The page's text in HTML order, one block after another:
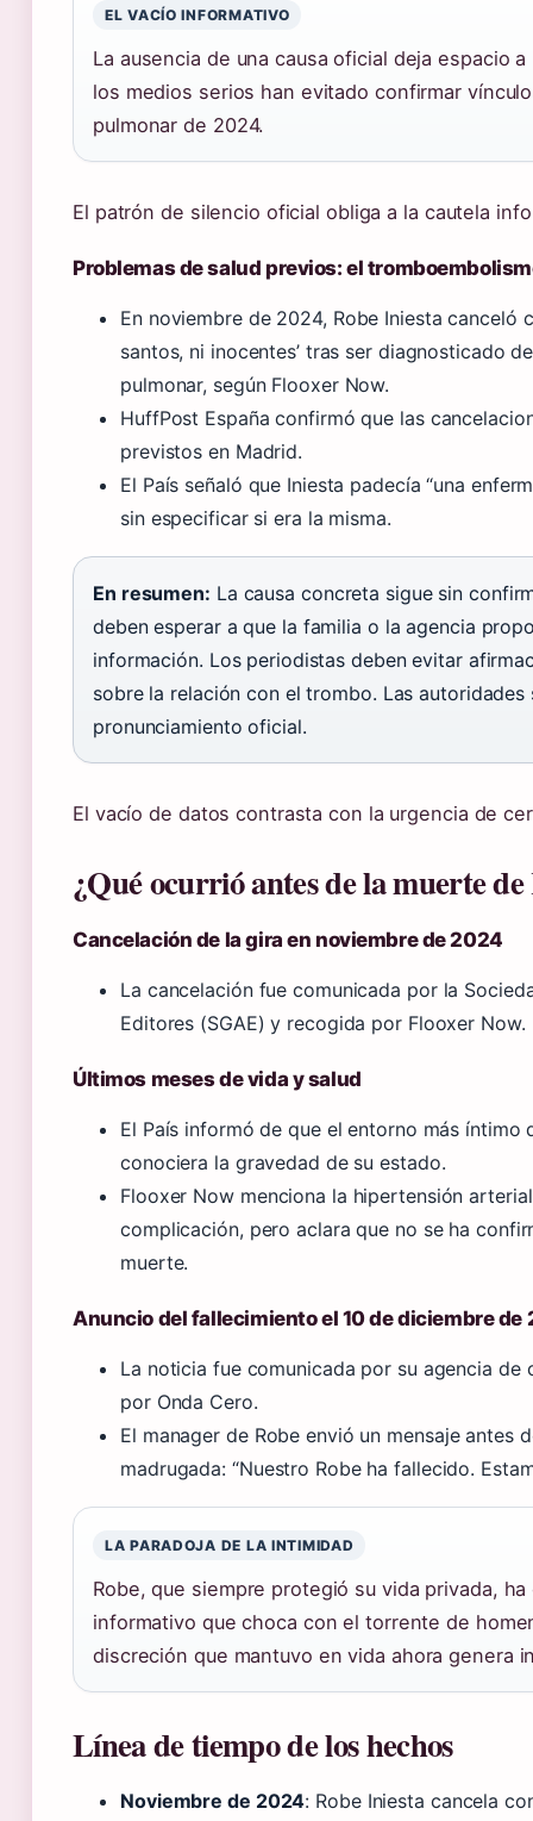
EL VACÍO INFORMATIVO
La ausencia de una causa oficial deja espacio
los medios serios han evitado confirmar
pulmonar de 2024.
El patrón de silencio oficial obliga a la cautela
Problemas de salud previos: el
En noviembre de 2024, Robe Iniesta canceló
santos, ni inocentes’ tras ser diagnosticado
pulmonar, según Flooxer Now.
HuffPost España confirmó que las
previstos en Madrid.
El País señaló que Iniesta padecía “una
sin especificar si era la misma.
En resumen: La causa concreta sigue sin
deben esperar a que la familia o la agencia
información. Los periodistas deben evitar
sobre la relación con el trombo. Las
pronunciamiento oficial.
El vacío de datos contrasta con la urgencia de
¿Qué ocurrió antes de la muerte
Cancelación de la gira en noviembre de 2024
La cancelación fue comunicada por la
Editores (SGAE) y recogida por Flooxer Now.
Últimos meses de vida y salud
El País informó de que el entorno más íntimo
conociera la gravedad de su estado.
Flooxer Now menciona la hipertensión
complicación, pero aclara que no se ha
muerte.
Anuncio del fallecimiento el 10 de diciembre de
La noticia fue comunicada por su agencia de
por Onda Cero.
El manager de Robe envió un mensaje antes
madrugada: “Nuestro Robe ha fallecido.
LA PARADOJA DE LA INTIMIDAD
Robe, que siempre protegió su vida privada,
informativo que choca con el torrente de
discreción que mantuvo en vida ahora genera
Línea de tiempo de los hechos
Noviembre de 2024: Robe Iniesta cancela